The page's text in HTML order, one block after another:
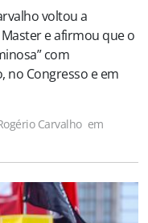
voltou a
e afirmou que o
com
no Congresso e em
Carvalho em